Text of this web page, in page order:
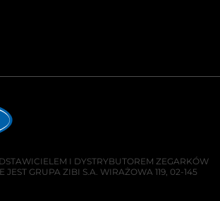
I DYSTRYBUTOREM ZEGARKÓW
JEST GRUPA ZIBI S.A. WIRAŻOWA 119, 02-145